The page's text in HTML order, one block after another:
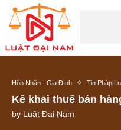
Hôn Nhân - Gia Đình Tin Pháp
Kê khai thuế bán
by Luật Đại Nam